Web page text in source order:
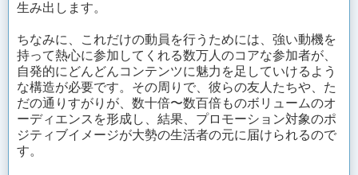
生み出します。
ちなみに、これだけの動員を行うためには、強い動機を
持って熱心に参加してくれる数万人のコアな参加者が、
自発的にどんどんコンテンツに魅力を足していけるよう
な構造が必要です。その周りで、彼らの友人たちや、た
だの通りすがりが、数十倍〜数百倍ものボリュームのオ
ーディエンスを形成し、結果、プロモーション対象のポ
ジティブイメージが大勢の生活者の元に届けられるので
す。